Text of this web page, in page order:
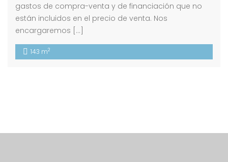
gastos de compra-venta y de financiación que no
están incluidos en el precio de venta. Nos
encargaremos […]
143 m2